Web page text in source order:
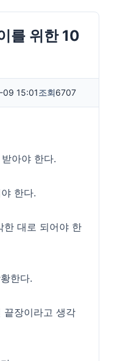
를 위한 10
09 15:01조회6707
아야 한다.
한다.
한 대로 되어야 한
한다.
끝장이라고 생각